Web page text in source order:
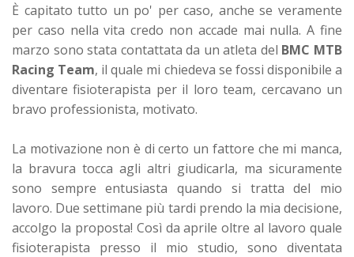
È capitato tutto un po' per caso, anche se veramente
per caso nella vita credo non accade mai nulla.A fine
marzo sono stata contattata da un atleta del BMC MTB
Racing Team, il quale mi chiedeva se fossi disponibile a
diventare fisioterapista per il loro team, cercavano un
bravo professionista, motivato.
La motivazione non è di certo un fattore che mi manca,
la bravura tocca agli altri giudicarla, ma sicuramente
sono sempre entusiasta quando si tratta del mio
lavoro. Due settimane più tardi prendo la mia decisione,
accolgo la proposta! Così da aprile oltre al lavoro quale
fisioterapista presso il mio studio, sono diventata